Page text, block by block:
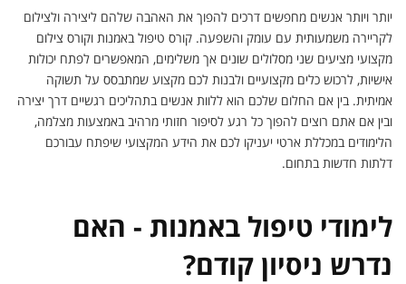
יותר ויותר אנשים מחפשים דרכים להפוך את האהבה שלהם ליצירה ולצילום
לקריירה משמעותית עם עומק והשפעה. קורס טיפול באמנות וקורס צילום
מקצועי מציעים שני מסלולים שונים אך משלימים, המאפשרים לפתח יכולות
אישיות, לרכוש כלים מקצועיים ולבנות לכם מקצוע שמתבסס על תשוקה
אמיתית. בין אם החלום שלכם הוא ללוות אנשים בתהליכים רגשיים דרך יצירה
ובין אם אתם רוצים להפוך כל רגע לסיפור חזותי מרהיב באמצעות מצלמה,
הלימודים במכללת ארטי יעניקו לכם את הידע המקצועי שיפתח עבורכם
דלתות חדשות בתחום.
לימודי טיפול באמנות - האם
נדרש ניסיון קודם?